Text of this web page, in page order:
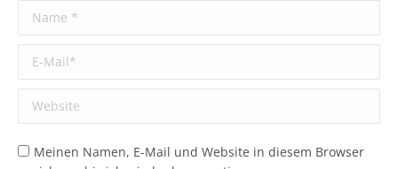
Name *
E-Mail *
Website
Meinen Namen, E-Mail und Website in diesem Browser